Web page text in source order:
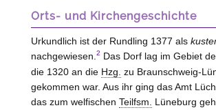
Orts- und Kirchengeschichte
Urkundlich ist der Rundling 1377 als
nachgewiesen. 2 Das Dorf lag im Gebiet
die 1320 an die Hzg. zu Braunschweig-
gekommen war. Aus ihr ging das Amt
das zum welfischen Teilfsm. Lüneburg